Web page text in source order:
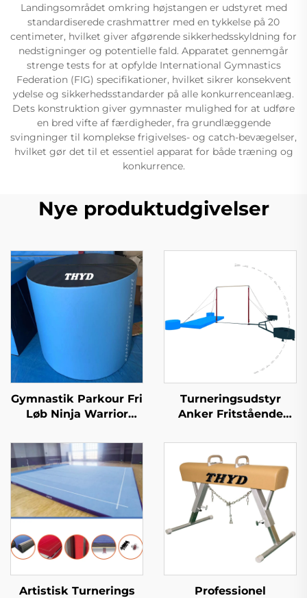
Landingsområdet omkring højstangen er udstyret med
standardiserede crashmattrer med en tykkelse på 20
centimeter, hvilket giver afgørende sikkerhedsskyldning for
nedstigninger og potentielle fald. Apparatet gennemgår
strenge tests for at opfylde International Gymnastics
Federation (FIG) specifikationer, hvilket sikrer konsekvent
ydelse og sikkerhedsstandarder på alle konkurrenceanlæg.
Dets konstruktion giver gymnaster mulighed for at udføre
en bred vifte af færdigheder, fra grundlæggende
svingninger til komplekse frigivelses- og catch-bevægelser,
hvilket gør det til et essentiel apparat for både træning og
konkurrence.
Nye produktudgivelser
Gymnastik Parkour Fri
Løb Ninja Warrior
Matte til Børns Sport &
Underholdning
Turneringsudstyr
Anker Fritstående
Stanger
Artistisk Turnerings
Professionel